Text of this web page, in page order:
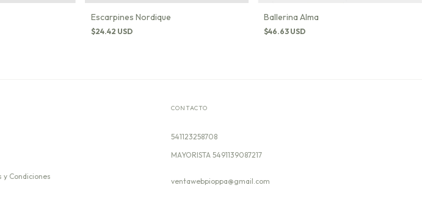
Escarpines Nordique
$24.42 USD
Ballerina Alma
$46.63 USD
y Condiciones
CONTACTO
541123258708
ventawebpioppa@gmail.com